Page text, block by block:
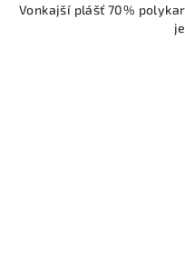
Vonkajší plášť 70%